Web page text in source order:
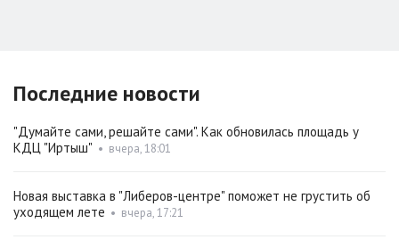
Последние новости
"Думайте сами, решайте сами". Как обновилась площадь у
КДЦ "Иртыш" • вчера, 18:01
Новая выставка в "Либеров-центре" поможет не грустить об
уходящем лете • вчера, 17:21